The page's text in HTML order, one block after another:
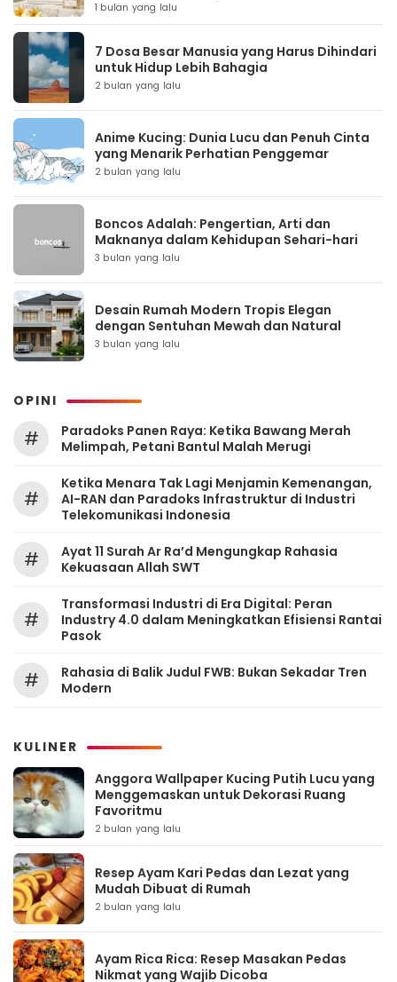
1 bulan yang lalu
7 Dosa Besar Manusia yang Harus Dihindari
untuk Hidup Lebih Bahagia
2 bulan yang lalu
Anime Kucing: Dunia Lucu dan Penuh Cinta
yang Menarik Perhatian Penggemar
2 bulan yang lalu
Boncos Adalah: Pengertian, Arti dan
Maknanya dalam Kehidupan Sehari-hari
3 bulan yang lalu
Desain Rumah Modern Tropis Elegan
dengan Sentuhan Mewah dan Natural
3 bulan yang lalu
OPINI
#
Paradoks Panen Raya: Ketika Bawang Merah
Melimpah, Petani Bantul Malah Merugi
#
Ketika Menara Tak Lagi Menjamin Kemenangan,
AI-RAN dan Paradoks Infrastruktur di Industri
Telekomunikasi Indonesia
#
Ayat 11 Surah Ar Ra’d Mengungkap Rahasia
Kekuasaan Allah SWT
#
Transformasi Industri di Era Digital: Peran
Industry 4.0 dalam Meningkatkan Efisiensi Rantai
Pasok
#
Rahasia di Balik Judul FWB: Bukan Sekadar Tren
Modern
KULINER
Anggora Wallpaper Kucing Putih Lucu yang
Menggemaskan untuk Dekorasi Ruang
Favoritmu
2 bulan yang lalu
Resep Ayam Kari Pedas dan Lezat yang
Mudah Dibuat di Rumah
2 bulan yang lalu
Ayam Rica Rica: Resep Masakan Pedas
Nikmat yang Wajib Dicoba